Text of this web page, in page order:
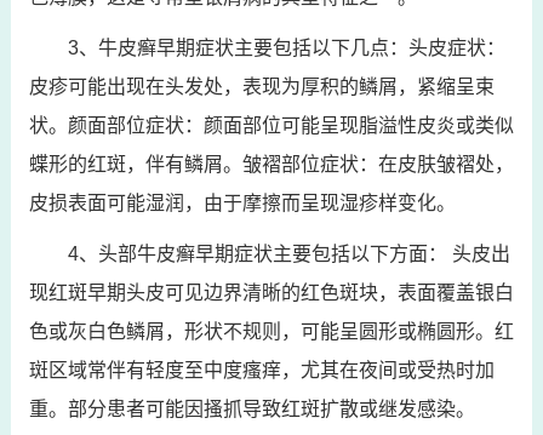
3、牛皮癣早期症状主要包括以下几点：头皮症状：
皮疹可能出现在头发处，表现为厚积的鳞屑，紧缩呈束
状。颜面部位症状：颜面部位可能呈现脂溢性皮炎或类似
蝶形的红斑，伴有鳞屑。皱褶部位症状：在皮肤皱褶处，
皮损表面可能湿润，由于摩擦而呈现湿疹样变化。
4、头部牛皮癣早期症状主要包括以下方面： 头皮出
现红斑早期头皮可见边界清晰的红色斑块，表面覆盖银白
色或灰白色鳞屑，形状不规则，可能呈圆形或椭圆形。红
斑区域常伴有轻度至中度瘙痒，尤其在夜间或受热时加
重。部分患者可能因搔抓导致红斑扩散或继发感染。